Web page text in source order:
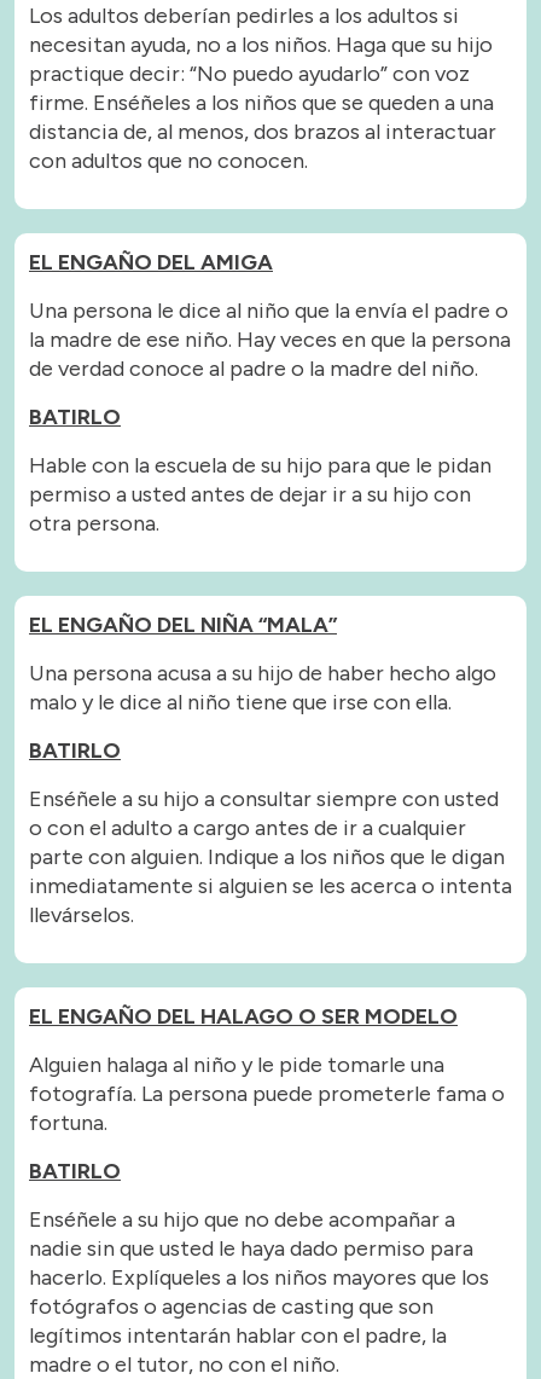
Los adultos deberían pedirles a los adultos si
necesitan ayuda, no a los niños. Haga que su hijo
practique decir: “No puedo ayudarlo” con voz
firme. Enséñeles a los niños que se queden a una
distancia de, al menos, dos brazos al interactuar
con adultos que no conocen.
EL ENGAÑO DEL AMIGA
Una persona le dice al niño que la envía el padre o
la madre de ese niño. Hay veces en que la persona
de verdad conoce al padre o la madre del niño.
BATIRLO
Hable con la escuela de su hijo para que le pidan
permiso a usted antes de dejar ir a su hijo con
otra persona.
EL ENGAÑO DEL NIÑA “MALA”
Una persona acusa a su hijo de haber hecho algo
malo y le dice al niño tiene que irse con ella.
BATIRLO
Enséñele a su hijo a consultar siempre con usted
o con el adulto a cargo antes de ir a cualquier
parte con alguien. Indique a los niños que le digan
inmediatamente si alguien se les acerca o intenta
llevárselos.
EL ENGAÑO DEL HALAGO O SER MODELO
Alguien halaga al niño y le pide tomarle una
fotografía. La persona puede prometerle fama o
fortuna.
BATIRLO
Enséñele a su hijo que no debe acompañar a
nadie sin que usted le haya dado permiso para
hacerlo. Explíqueles a los niños mayores que los
fotógrafos o agencias de casting que son
legítimos intentarán hablar con el padre, la
madre o el tutor, no con el niño.